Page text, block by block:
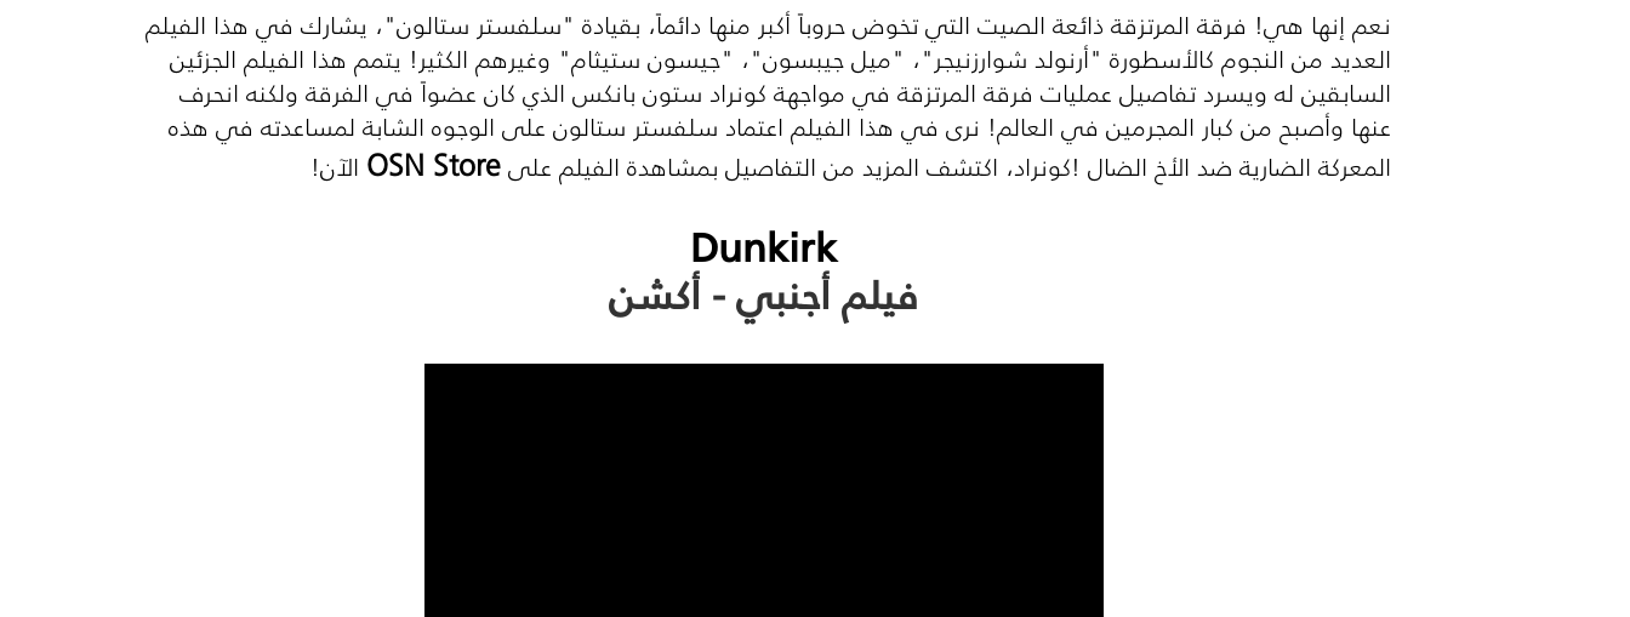
نعم إنها هي! فرقة المرتزقة ذائعة الصيت التي تخوض حروباً أكبر منها دائماً، بقيادة "سلفستر ستالون"، يشارك في هذا الفيلم
العديد من النجوم كالأسطورة "أرنولد شوارزنيجر"، "ميل جيبسون"، "جيسون ستيثام" وغيرهم الكثير! يتمم هذا الفيلم الجزئين
السابقين له ويسرد تفاصيل عمليات فرقة المرتزقة في مواجهة كونراد ستون بانكس الذي كان عضواً في الفرقة ولكنه انحرف
عنها وأصبح من كبار المجرمين في العالم! نرى في هذا الفيلم اعتماد سلفستر ستالون على الوجوه الشابة لمساعدته في هذه
المعركة الضارية ضد الأخ الضال !كونراد، اكتشف المزيد من التفاصيل بمشاهدة الفيلم علىOSN Store الآن!
Dunkirk
فيلم أجنبي - أكشن